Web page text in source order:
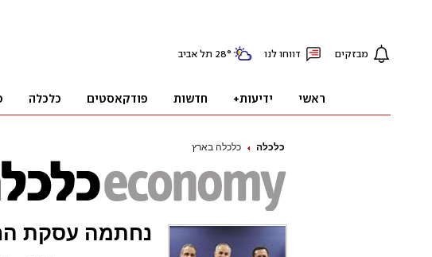
כלכלה כלכלה בארץ
נחתמה עסקת